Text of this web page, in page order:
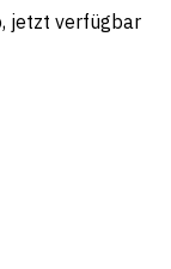
jetzt verfügbar